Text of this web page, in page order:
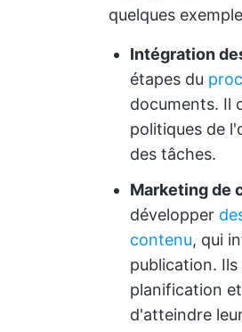
quelques
Intégration
étapes du
documents. Il
politiques de
des tâches.
Marketing de
développer
contenu, qui
publication.
planification et
d'atteindre